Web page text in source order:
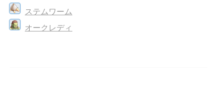
ステムワーム
オークレディ